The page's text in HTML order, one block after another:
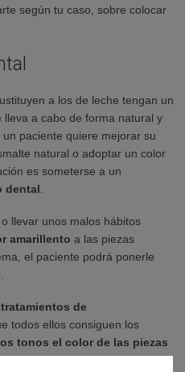
según tu caso, sobre colocar
a los de leche tengan un
a cabo de forma natural y
paciente quiere mejorar su
natural o adoptar un color
es someterse a un
dental.
llevar unos malos hábitos
amarillento a las piezas
el paciente podrá ponerle
de
todos ellos consiguen los
tonos el color de las piezas